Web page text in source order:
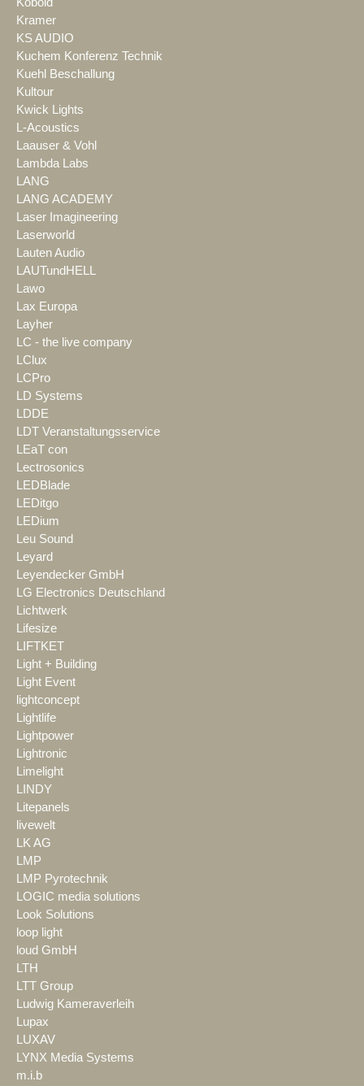
Kobold
Kramer
KS AUDIO
Kuchem Konferenz Technik
Kuehl Beschallung
Kultour
Kwick Lights
L-Acoustics
Laauser & Vohl
Lambda Labs
LANG
LANG ACADEMY
Laser Imagineering
Laserworld
Lauten Audio
LAUTundHELL
Lawo
Lax Europa
Layher
LC - the live company
LClux
LCPro
LD Systems
LDDE
LDT Veranstaltungsservice
LEaT con
Lectrosonics
LEDBlade
LEDitgo
LEDium
Leu Sound
Leyard
Leyendecker GmbH
LG Electronics Deutschland
Lichtwerk
Lifesize
LIFTKET
Light + Building
Light Event
lightconcept
Lightlife
Lightpower
Lightronic
Limelight
LINDY
Litepanels
livewelt
LK AG
LMP
LMP Pyrotechnik
LOGIC media solutions
Look Solutions
loop light
loud GmbH
LTH
LTT Group
Ludwig Kameraverleih
Lupax
LUXAV
LYNX Media Systems
m.i.b